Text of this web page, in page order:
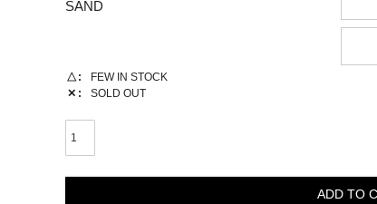
SAND
△
FEW IN STOCK
✕
SOLD OUT
ADD TO